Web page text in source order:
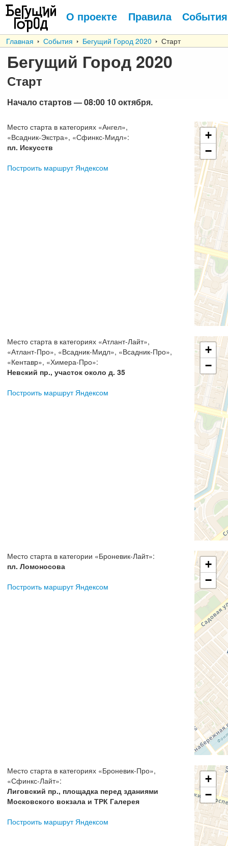
О проекте Правила События
Главная События Бегущий Город 2020 Старт
Бегущий Город 2020
Старт
Начало стартов— 08:00 10октября.
Место старта в категориях «Ангел»,
«Всадник-Экстра», «Сфинкс-Мидл»:
пл. Искусств
Построить маршрут Яндексом
+
−
Место старта в категориях «Атлант-Лайт»,
«Атлант-Про», «Всадник-Мидл», «Всадник-Про»,
«Кентавр», «Химера-Про»:
Невский пр., участок около д. 35
Построить маршрут Яндексом
+
−
Место старта в категории «Броневик-Лайт»:
пл. Ломоносова
Построить маршрут Яндексом
+
−
Место старта в категориях «Броневик-Про»,
«Сфинкс-Лайт»:
Лиговский пр., площадка перед зданиями
Московского вокзала и ТРК Галерея
Построить маршрут Яндексом
+
−